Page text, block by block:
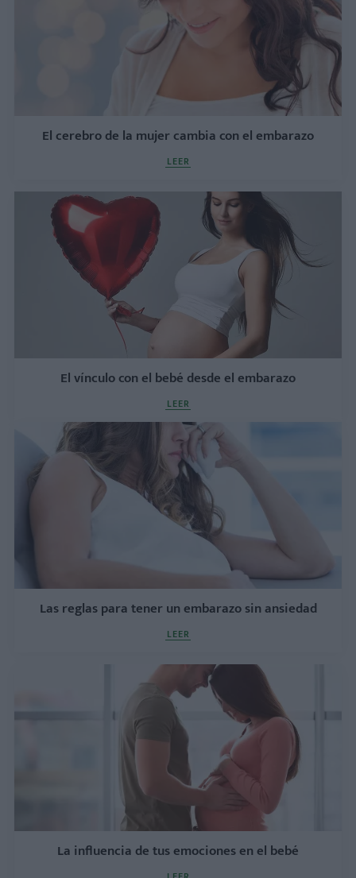
El cerebro de la mujer cambia con el embarazo
LEER
El vínculo con el bebé desde el embarazo
LEER
Las reglas para tener un embarazo sin ansiedad
LEER
La influencia de tus emociones en el bebé